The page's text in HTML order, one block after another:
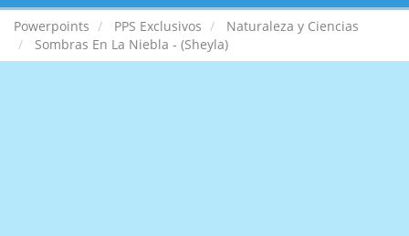
Powerpoints PPS Exclusivos
Naturaleza y Ciencias
Sombras En La Niebla - (Sheyla)